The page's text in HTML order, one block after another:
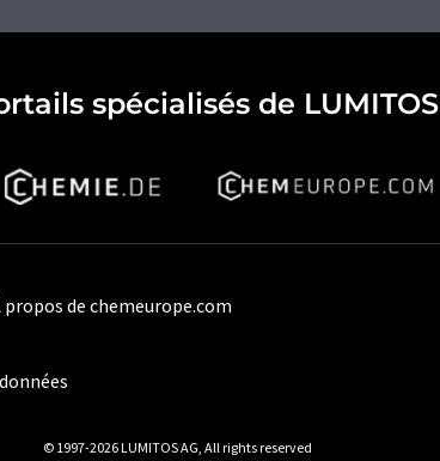
spécialisés de LUMITOS
propos de chemeurope.com
© 1997-2026 LUMITOS AG, All rights reserved